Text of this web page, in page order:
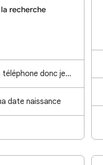
recherche
Je me suis fait volé mon téléphone donc je n’ai plus accès au code de la double vérification.
date naissance